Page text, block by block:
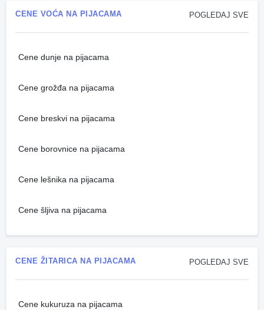
POGLEDAJ SVE
CENE VOĆA NA PIJACAMA
Cene dunje na pijacama
Cene grožđa na pijacama
Cene breskvi na pijacama
Cene borovnice na pijacama
Cene lešnika na pijacama
Cene šljiva na pijacama
POGLEDAJ SVE
CENE ŽITARICA NA PIJACAMA
Cene kukuruza na pijacama